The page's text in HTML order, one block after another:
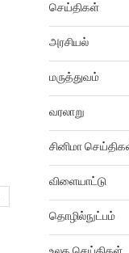
செய்திகள்
அரசியல்
மருத்துவம்
வரலாறு
சினிமா செய்திகள்
விளையாட்டு
தொழில்நுட்பம்